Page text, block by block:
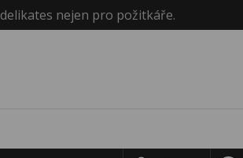
nejen pro požitkáře.